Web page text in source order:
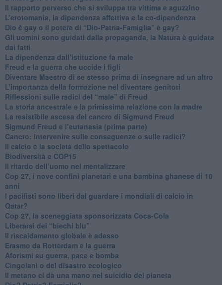
​Il rapporto perverso che si sviluppa tra vittima e aguzzino
L’erotomania, la dipendenza affettiva e la co-dipendenza
​Dio è gay o il potere di “Dio-Patria-Famiglia” è gay?
​Gli uomini sono guidati dalla propaganda, la Natura è guidata
dai fatti
La dipendenza dall’istituzione fa male
​Freud e la guerra che uccide i figli
​Diventare Maestro di se stesso prima di insegnare ad un altro
L’importanza della formazione nel diventare genitori
Riflessioni sulle radici del “male” di Freud
​La storia ancestrale e la primissima relazione con la madre
​La resistibile ascesa del cancro di Sigmund Freud
Sigmund Freud e l’eutanasia (prima parte)
Cancro: intervenire sulle conseguenze o sulle radici?
​Il calcio e la società dello spettacolo
Biodiversità e COP15
​Il ritardo dell’uomo nel mentalizzare
​Cop 27, i nove confini planetari e una bambina ghanese di 10
anni
​I pacifisti sono liberi dal guardare i mondiali di calcio in
Qatar?
​Cop 27, la sceneggiata sponsorizzata Coca-Cola
​Liberarsi dei “biechi blu”
Il riscaldamento globale è adesso
​Erasmo da Rotterdam e la guerra
​Aforismi su guerra, pace e bomba
Cingolani o del disastro ecologico
​Il metano ci dà una mano nel suicidio del pianeta